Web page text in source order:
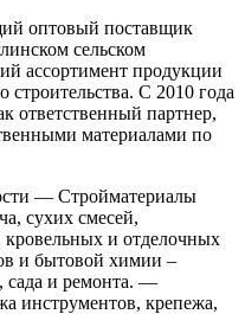
оптовый поставщик
сельском
ассортимент продукции
строительства. С 2010 года
ответственный партнер,
материалами по
— Стройматериалы
сухих смесей,
кровельных и отделочных
и бытовой химии –
и ремонта. —
инструментов, крепежа,